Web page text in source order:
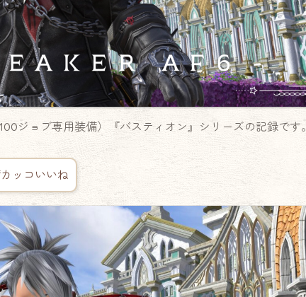
ジョブ専用装備）『バスティオン』シリーズの記録です。
ッコいいね